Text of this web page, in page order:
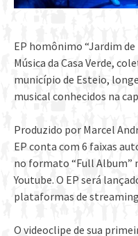
EP homônimo “Jardim
Música da Casa Verde,
município de Esteio,
musical conhecidos na
Produzido por Marcel
EP conta com 6 faixas
no formato “Full Album”
Youtube. O EP será
plataformas de
O videoclipe de sua